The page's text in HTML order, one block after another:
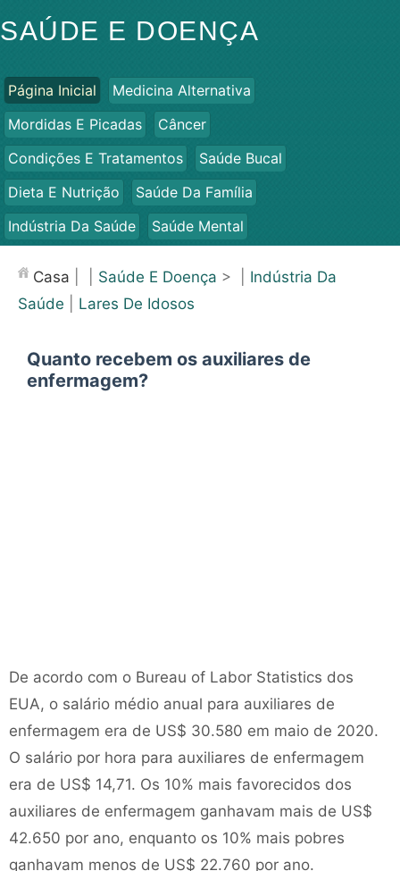
SAÚDE E DOENÇA
Página Inicial
Medicina Alternativa
Mordidas E Picadas
Câncer
Condições E Tratamentos
Saúde Bucal
Dieta E Nutrição
Saúde Da Família
Indústria Da Saúde
Saúde Mental
Saúde
Casa Saúde E Doença > | Indústria Da
Saúde
Lares De Idosos
Quanto recebem os auxiliares de
enfermagem?
De acordo com o Bureau of Labor Statistics dos
EUA, o salário médio anual para auxiliares de
enfermagem era de US$ 30.580 em maio de 2020.
O salário por hora para auxiliares de enfermagem
era de US$ 14,71. Os 10% mais favorecidos dos
auxiliares de enfermagem ganhavam mais de US$
42.650 por ano, enquanto os 10% mais pobres
ganhavam menos de US$ 22.760 por ano.